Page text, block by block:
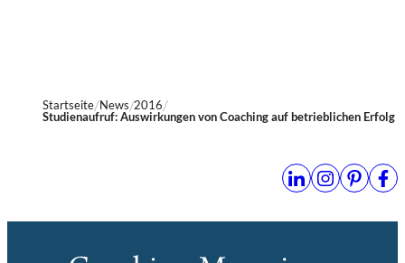
Startseite News 2016
Studienaufruf: Auswirkungen von Coaching auf betrieblichen Erfolg